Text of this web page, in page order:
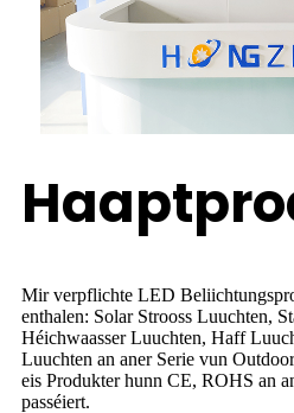
Mir verpflichte LED
enthalen: Solar Strooss Luuchten,
Héichwaasser Luuchten, Haff
Luuchten an aner Serie vun
eis Produkter hunn CE, ROHS an
passéiert.